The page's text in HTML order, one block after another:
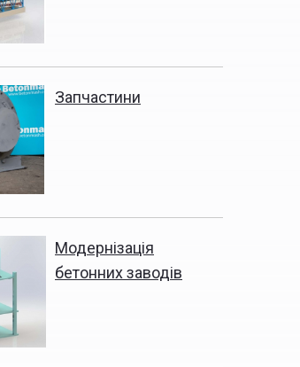
Запчастини
Модернізація
бетонних заводів